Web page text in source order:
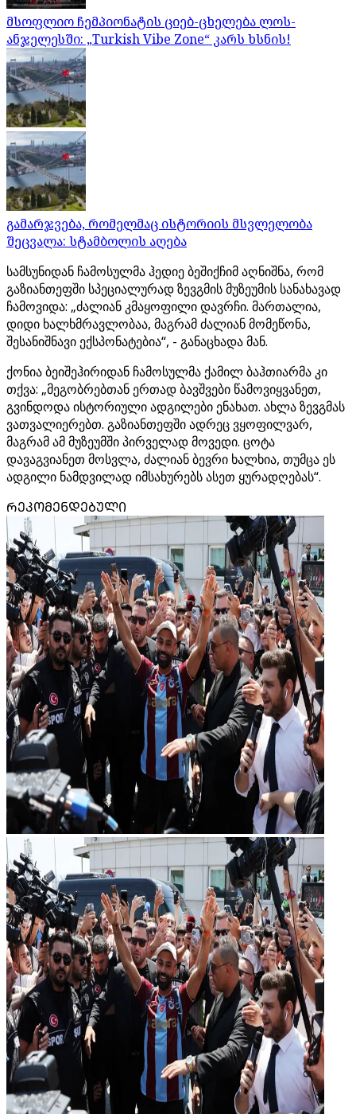
მსოფლიო ჩემპიონატის ციებ-ცხელება ლოს-
ანჯელესში: „Turkish Vibe Zone“ კარს ხსნის!
გამარჯვება, რომელმაც ისტორიის მსვლელობა
შეცვალა: სტამბოლის აღება
სამსუნიდან ჩამოსულმა ჰედიე ბეშიქჩიმ აღნიშნა, რომ
გაზიანთეფში სპეციალურად ზევგმის მუზეუმის სანახავად
ჩამოვიდა: „ძალიან კმაყოფილი დავრჩი. მართალია,
დიდი ხალხმრავლობაა, მაგრამ ძალიან მომეწონა,
შესანიშნავი ექსპონატებია“, - განაცხადა მან.
ქონია ბეიშეჰირიდან ჩამოსულმა ქამილ ბაჰთიარმა კი
თქვა: „მეგობრებთან ერთად ბავშვები წამოვიყვანეთ,
გვინდოდა ისტორიული ადგილები ენახათ. ახლა ზევგმას
ვათვალიერებთ. გაზიანთეფში ადრეც ვყოფილვარ,
მაგრამ ამ მუზეუმში პირველად მოვედი. ცოტა
დავაგვიანეთ მოსვლა, ძალიან ბევრი ხალხია, თუმცა ეს
ადგილი ნამდვილად იმსახურებს ასეთ ყურადღებას“.
ᲠᲔᲙᲝᲛᲔᲜᲓᲔᲑᲣᲚᲘ